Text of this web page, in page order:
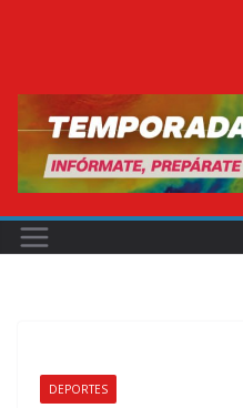
DEPORTES